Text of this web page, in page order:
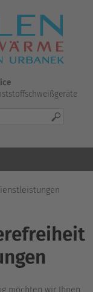
möchten wir Ihnen